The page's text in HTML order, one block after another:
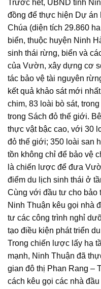
Trước hết, UBND tỉnh
đồng để thực hiện Dự
Chúa (diện tích 29.860
biển, thuộc huyện Ninh
sinh thái rừng, biển và
của Vườn, xây dựng cơ
tác bảo vệ tài nguyên
kết quả khảo sát mới
chim, 83 loài bò sát,
trong Sách đỏ thế giới.
thực vật bậc cao, với 30
đỏ thế giới; 350 loài san
tồn không chỉ để bảo vệ
là chiến lược để đưa
điểm du lịch sinh thái ở
Cùng với đầu tư cho bảo
Ninh Thuận kêu gọi nhà
tư các công trình nghỉ
tạo điều kiện phát triển
Trong chiến lược lấy hạ
mạnh, Ninh Thuận đã
gian đô thị Phan Rang –
cách kêu gọi các nhà